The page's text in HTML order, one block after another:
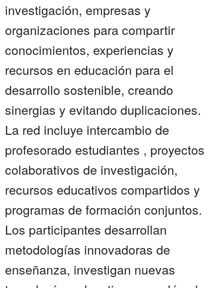
investigación, empresas y
organizaciones para compartir
conocimientos, experiencias y
recursos en educación para el
desarrollo sostenible, creando
sinergias y evitando duplicaciones.
La red incluye intercambio de
profesorado estudiantes , proyectos
colaborativos de investigación,
recursos educativos compartidos y
programas de formación conjuntos.
Los participantes desarrollan
metodologías innovadoras de
enseñanza, investigan nuevas